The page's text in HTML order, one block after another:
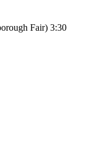
Fair) 3:30